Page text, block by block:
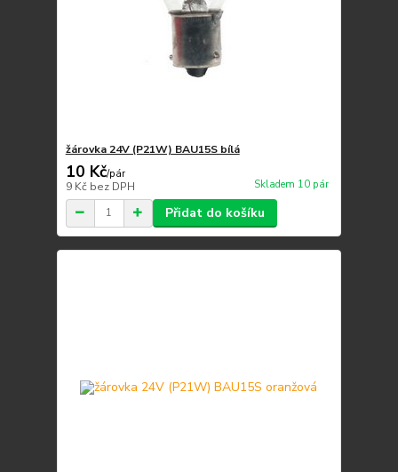
žárovka 24V (P21W) BAU15S bílá
10 Kč/pár
9 Kč bez DPH Skladem 10 pár
Přidat do košíku